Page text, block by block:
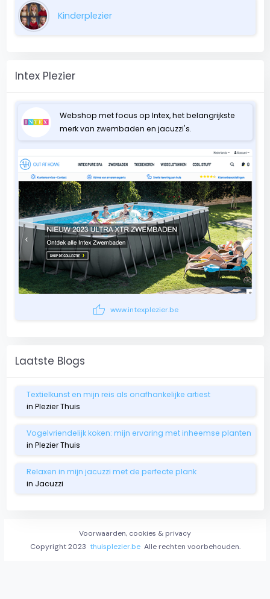
Kinderplezier
Intex Plezier
Webshop met focus op Intex, het belangrijkste
merk van zwembaden en jacuzzi's.
thumb_up www.intexplezier.be
Laatste Blogs
Textielkunst en mijn reis als onafhankelijke artiest
in Plezier Thuis
Vogelvriendelijk koken: mijn ervaring met inheemse planten
in Plezier Thuis
Relaxen in mijn jacuzzi met de perfecte plank
in Jacuzzi
Voorwaarden, cookies & privacy
Copyright 2023 thuisplezier.beAlle rechten voorbehouden.